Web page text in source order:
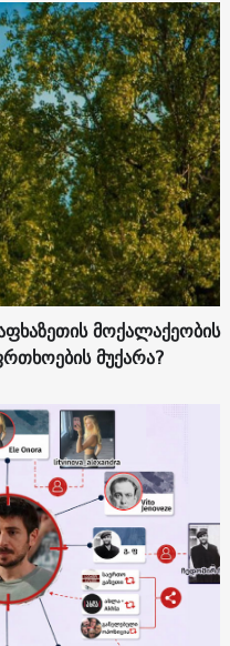
მოქალაქეობის
მუქარა?